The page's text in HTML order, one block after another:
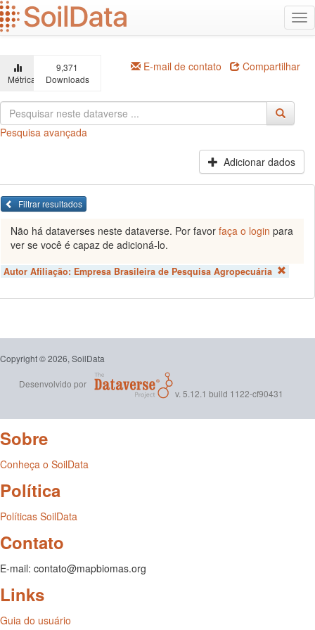
Ir
para
o
principal
Métricas
9,371
Downloads
E-mail de contato Compartilhar
Pesquisa avançada
Adicionar dados
Filtrar resultados
Não há dataverses neste dataverse. Por favor faça o login para
ver se você é capaz de adicioná-lo.
Autor Afiliação: Empresa Brasileira de Pesquisa Agropecuária
Copyright © 2026, SoilData
Desenvolvido por
v. 5.12.1 build 1122-cf90431
Sobre
Conheça o SoilData
Política
Políticas SoilData
Contato
E-mail: contato@mapbiomas.org
Links
Guia do usuário